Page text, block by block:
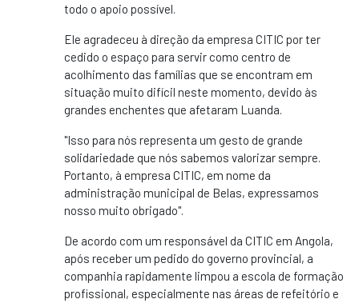
todo o apoio possível.
Ele agradeceu à direção da empresa CITIC por ter
cedido o espaço para servir como centro de
acolhimento das famílias que se encontram em
situação muito difícil neste momento, devido às
grandes enchentes que afetaram Luanda.
"Isso para nós representa um gesto de grande
solidariedade que nós sabemos valorizar sempre.
Portanto, à empresa CITIC, em nome da
administração municipal de Belas, expressamos
nosso muito obrigado".
De acordo com um responsável da CITIC em Angola,
após receber um pedido do governo provincial, a
companhia rapidamente limpou a escola de formação
profissional, especialmente nas áreas de refeitório e